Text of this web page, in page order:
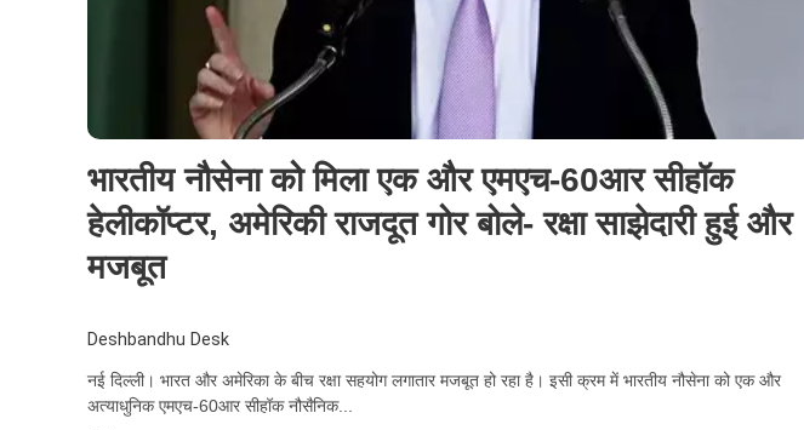
भारतीय नौसेना को मिला एक और एमएच-60आर सीहॉक
हेलीकॉप्टर, अमेरिकी राजदूत गोर बोले- रक्षा साझेदारी हुई और
मजबूत
Deshbandhu Desk
नई दिल्ली। भारत और अमेरिका के बीच रक्षा सहयोग लगातार मजबूत हो रहा है। इसी क्रम में भारतीय नौसेना को एक और
अत्याधुनिक एमएच-60आर सीहॉक नौसैनिक...